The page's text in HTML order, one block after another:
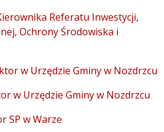
Referatu Inwestycji,
Ochrony Środowiska i
w Urzędzie Gminy w Nozdrzcu
w Urzędzie Gminy w Nozdrzcu
SP w Warze